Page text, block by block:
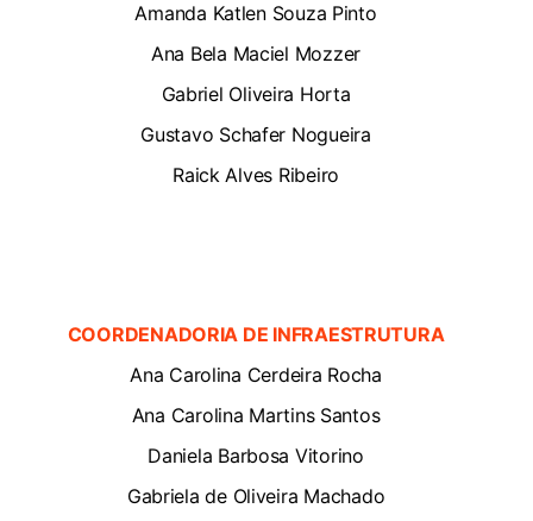
Amanda Katlen Souza Pinto
Ana Bela Maciel Mozzer
Gabriel Oliveira Horta
Gustavo Schafer Nogueira
Raick Alves Ribeiro
COORDENADORIA DE INFRAESTRUTURA
Ana Carolina Cerdeira Rocha
Ana Carolina Martins Santos
Daniela Barbosa Vitorino
Gabriela de Oliveira Machado